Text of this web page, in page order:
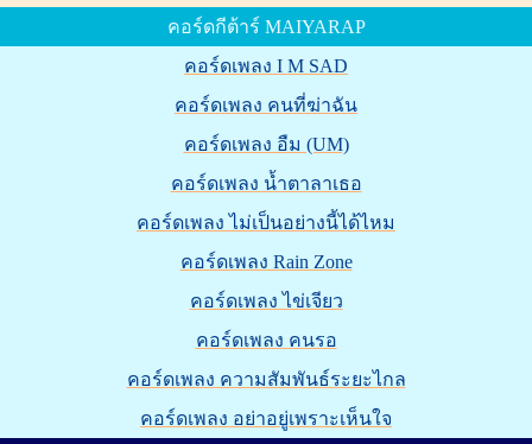
คอร์ดกีต้าร์ MAIYARAP
คอร์ดเพลง I M SAD
คอร์ดเพลง คนที่ฆ่าฉัน
คอร์ดเพลง อืม (UM)
คอร์ดเพลง น้ำตาลาเธอ
คอร์ดเพลง ไม่เป็นอย่างนี้ได้ไหม
คอร์ดเพลง Rain Zone
คอร์ดเพลง ไข่เจียว
คอร์ดเพลง คนรอ
คอร์ดเพลง ความสัมพันธ์ระยะไกล
คอร์ดเพลง อย่าอยู่เพราะเห็นใจ